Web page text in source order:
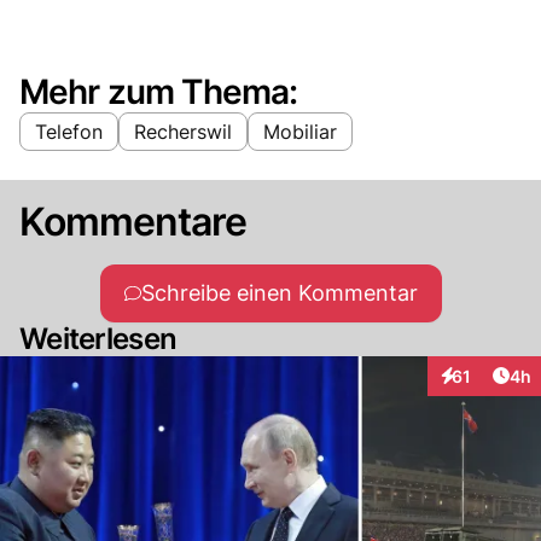
Mehr zum Thema:
Telefon Recherswil Mobiliar
Kommentare
Schreibe einen Kommentar
Weiterlesen
61
Interaktionen
4h